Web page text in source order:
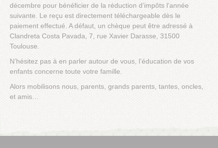
décembre pour bénéficier de la réduction d’impôts l’année
suivante. Le reçu est directement téléchargeable dès le
paiement effectué. A défaut, un chèque peut être adressé à
Clandreta Costa Pavada, 7, rue Xavier Darasse, 31500
Toulouse.
N’hésitez pas à en parler autour de vous, l’éducation de vos
enfants concerne toute votre famille.
Alors mobilisons nous, parents, grands parents, tantes, oncles,
et amis…